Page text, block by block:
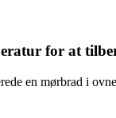
for at
en mørbrad i